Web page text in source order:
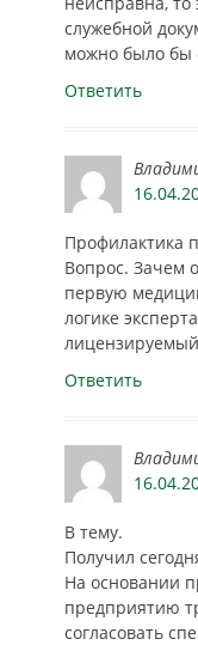
служебной
можно было бы
Ответить
Профилактика
Вопрос. Зачем
первую
логике
Ответить
В тему.
Получил
На основании
предприятию
согласовать